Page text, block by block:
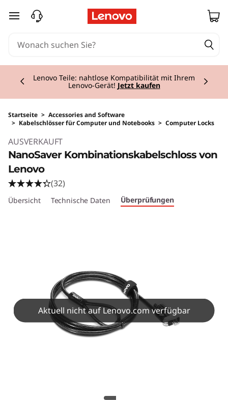
zum Hauptinhalt springen
Lenovo Teile: nahtlose Kompatibilität mit Ihrem
Lenovo-Gerät! Jetzt kaufen
Startseite > Accessories and Software
> Kabelschlösser für Computer und Notebooks > Computer Locks
AUSVERKAUFT
NanoSaver Kombinationskabelschloss von
Lenovo
(32)
Übersicht Technische Daten Überprüfungen
Aktuell nicht auf Lenovo.com verfügbar